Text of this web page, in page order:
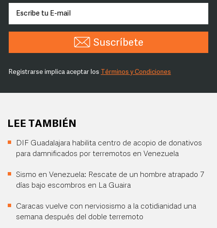
Suscríbete
Registrarse implica aceptar los Términos y Condiciones
LEE TAMBIÉN
DIF Guadalajara habilita centro de acopio de donativos
para damnificados por terremotos en Venezuela
Sismo en Venezuela: Rescate de un hombre atrapado 7
días bajo escombros en La Guaira
Caracas vuelve con nerviosismo a la cotidianidad una
semana después del doble terremoto